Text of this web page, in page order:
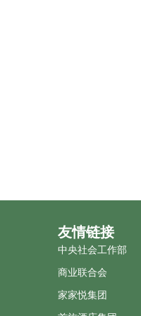
友情链接
中央社会工作部
商业联合会
家家悦集团